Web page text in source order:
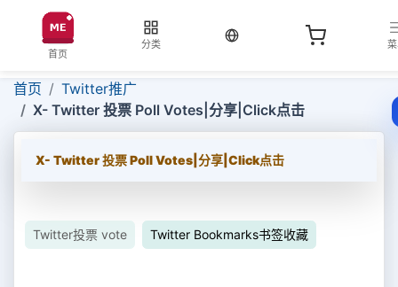
首页
分类
当前语言：中文
首页
Twitter推广
X- Twitter 投票 Poll Votes|分享|Click点击
X- Twitter 投票 Poll Votes|分享|Click点击
Twitter投票 vote Twitter Bookmarks书签收藏